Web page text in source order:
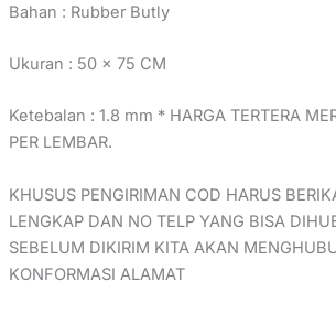
Bahan : Rubber Butly
Ukuran : 50 x 75 CM
Ketebalan : 1.8 mm * HARGA TERTERA
PER LEMBAR.
KHUSUS PENGIRIMAN COD HARUS
LENGKAP DAN NO TELP YANG BISA
SEBELUM DIKIRIM KITA AKAN
KONFORMASI ALAMAT